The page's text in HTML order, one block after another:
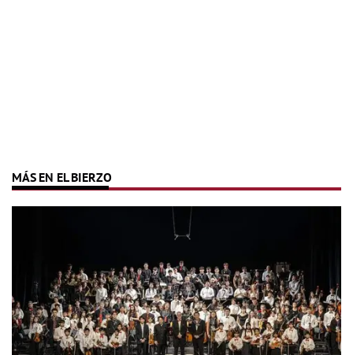
MÁS EN EL BIERZO